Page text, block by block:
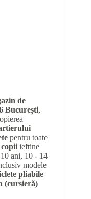
de
București,
pentru toate
ieftine
ani, 10 - 14
modele
pliabile
(cursieră)